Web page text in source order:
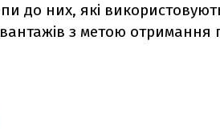
до них, які
з метою отримання